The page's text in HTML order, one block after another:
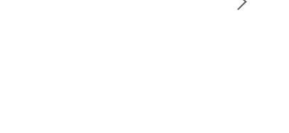
(Zobel